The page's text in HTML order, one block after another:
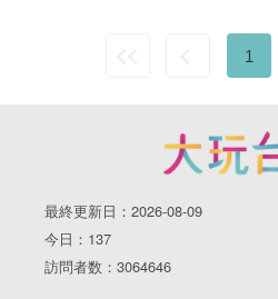
1
最終更新日：2026-08-09
今日：137
訪問者数：3064646